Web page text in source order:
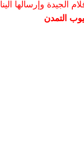
الجيدة وإرسالها الينا
التمدن